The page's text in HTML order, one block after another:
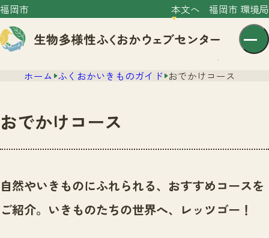
福岡市 本文へ 福岡市 環境局
センター紹介
センター紹介TOP
サイトポリシー
ニュース
いきものガイド
ホーム ふくおかいきものガイド おでかけコース
おでかけコース
自然やいきものにふれられる、おすすめコースを
ご紹介。いきものたちの世界へ、レッツゴー！